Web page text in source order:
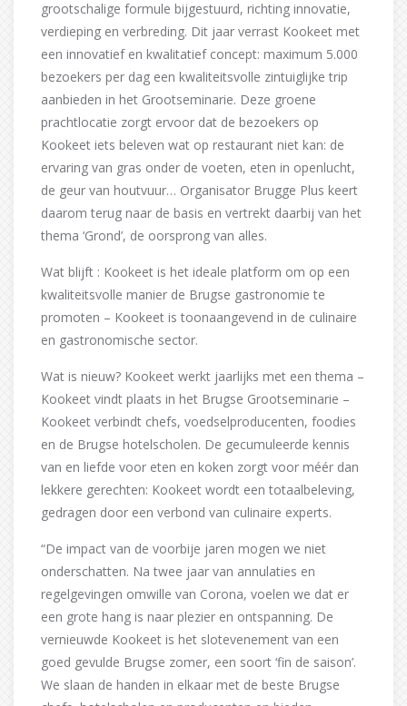
grootschalige formule bijgestuurd, richting innovatie,
verdieping en verbreding. Dit jaar verrast Kookeet met
een innovatief en kwalitatief concept: maximum 5.000
bezoekers per dag een kwaliteitsvolle zintuiglijke trip
aanbieden in het Grootseminarie. Deze groene
prachtlocatie zorgt ervoor dat de bezoekers op
Kookeet iets beleven wat op restaurant niet kan: de
ervaring van gras onder de voeten, eten in openlucht,
de geur van houtvuur… Organisator Brugge Plus keert
daarom terug naar de basis en vertrekt daarbij van het
thema ‘Grond’, de oorsprong van alles.
Wat blijft : Kookeet is het ideale platform om op een
kwaliteitsvolle manier de Brugse gastronomie te
promoten – Kookeet is toonaangevend in de culinaire
en gastronomische sector.
Wat is nieuw? Kookeet werkt jaarlijks met een thema –
Kookeet vindt plaats in het Brugse Grootseminarie –
Kookeet verbindt chefs, voedselproducenten, foodies
en de Brugse hotelscholen. De gecumuleerde kennis
van en liefde voor eten en koken zorgt voor méér dan
lekkere gerechten: Kookeet wordt een totaalbeleving,
gedragen door een verbond van culinaire experts.
“De impact van de voorbije jaren mogen we niet
onderschatten. Na twee jaar van annulaties en
regelgevingen omwille van Corona, voelen we dat er
een grote hang is naar plezier en ontspanning. De
vernieuwde Kookeet is het slotevenement van een
goed gevulde Brugse zomer, een soort ‘fin de saison’.
We slaan de handen in elkaar met de beste Brugse